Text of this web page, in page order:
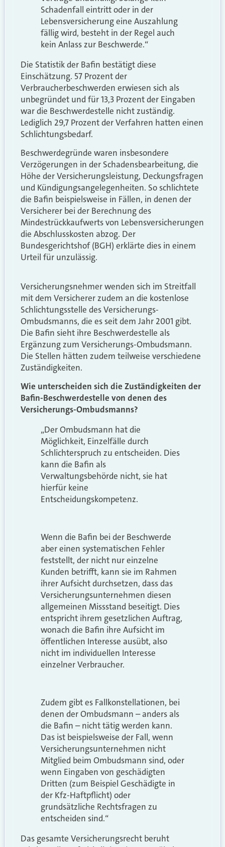
Schadenfall eintritt oder in der
Lebensversicherung eine Auszahlung
fällig wird, besteht in der Regel auch
kein Anlass zur Beschwerde.“
Die Statistik der Bafin bestätigt diese
Einschätzung. 57 Prozent der
Verbraucherbeschwerden erwiesen sich als
unbegründet und für 13,3 Prozent der Eingaben
war die Beschwerdestelle nicht zuständig.
Lediglich 29,7 Prozent der Verfahren hatten einen
Schlichtungsbedarf.
Beschwerdegründe waren insbesondere
Verzögerungen in der Schadensbearbeitung, die
Höhe der Versicherungsleistung, Deckungsfragen
und Kündigungsangelegenheiten. So schlichtete
die Bafin beispielsweise in Fällen, in denen der
Versicherer bei der Berechnung des
Mindestrückkaufwerts von Lebensversicherungen
die Abschlusskosten abzog. Der
Bundesgerichtshof (BGH) erklärte dies in einem
Urteil für unzulässig.
Versicherungsnehmer wenden sich im Streitfall
mit dem Versicherer zudem an die kostenlose
Schlichtungsstelle des Versicherungs-
Ombudsmanns, die es seit dem Jahr 2001 gibt.
Die Bafin sieht ihre Beschwerdestelle als
Ergänzung zum Versicherungs-Ombudsmann.
Die Stellen hätten zudem teilweise verschiedene
Zuständigkeiten.
Wie unterscheiden sich die Zuständigkeiten der
Bafin-Beschwerdestelle von denen des
Versicherungs-Ombudsmanns?
„Der Ombudsmann hat die
Möglichkeit, Einzelfälle durch
Schlichterspruch zu entscheiden. Dies
kann die Bafin als
Verwaltungsbehörde nicht, sie hat
hierfür keine
Entscheidungskompetenz.
Wenn die Bafin bei der Beschwerde
aber einen systematischen Fehler
feststellt, der nicht nur einzelne
Kunden betrifft, kann sie im Rahmen
ihrer Aufsicht durchsetzen, dass das
Versicherungsunternehmen diesen
allgemeinen Missstand beseitigt. Dies
entspricht ihrem gesetzlichen Auftrag,
wonach die Bafin ihre Aufsicht im
öffentlichen Interesse ausübt, also
nicht im individuellen Interesse
einzelner Verbraucher.
Zudem gibt es Fallkonstellationen, bei
denen der Ombudsmann – anders als
die Bafin – nicht tätig werden kann.
Das ist beispielsweise der Fall, wenn
Versicherungsunternehmen nicht
Mitglied beim Ombudsmann sind, oder
wenn Eingaben von geschädigten
Dritten (zum Beispiel Geschädigte in
der Kfz-Haftpflicht) oder
grundsätzliche Rechtsfragen zu
entscheiden sind.“
Das gesamte Versicherungsrecht beruht